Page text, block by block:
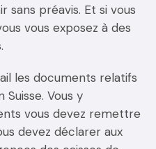
sans préavis. Et si vous
vous exposez à des
les documents relatifs
Suisse. Vous y
vous devez remettre
devez déclarer aux